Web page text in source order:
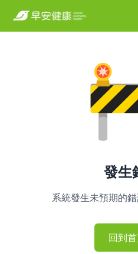
發生
系統發生未預期的錯
回到